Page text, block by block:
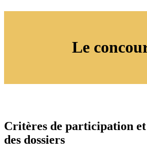
Le
Critères de participation et
des dossiers